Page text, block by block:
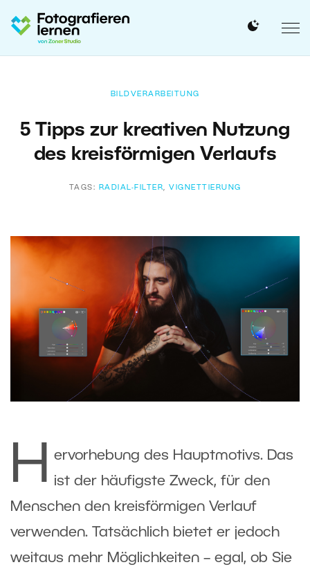
BILDVERARBEITUNG
5 Tipps zur kreativen Nutzung
des kreisförmigen Verlaufs
TAGS: RADIAL-FILTER, VIGNETTIERUNG
H
ervorhebung des Hauptmotivs. Das
ist der häufigste Zweck, für den
Menschen den kreisförmigen Verlauf
verwenden. Tatsächlich bietet er jedoch
weitaus mehr Möglichkeiten – egal, ob Sie